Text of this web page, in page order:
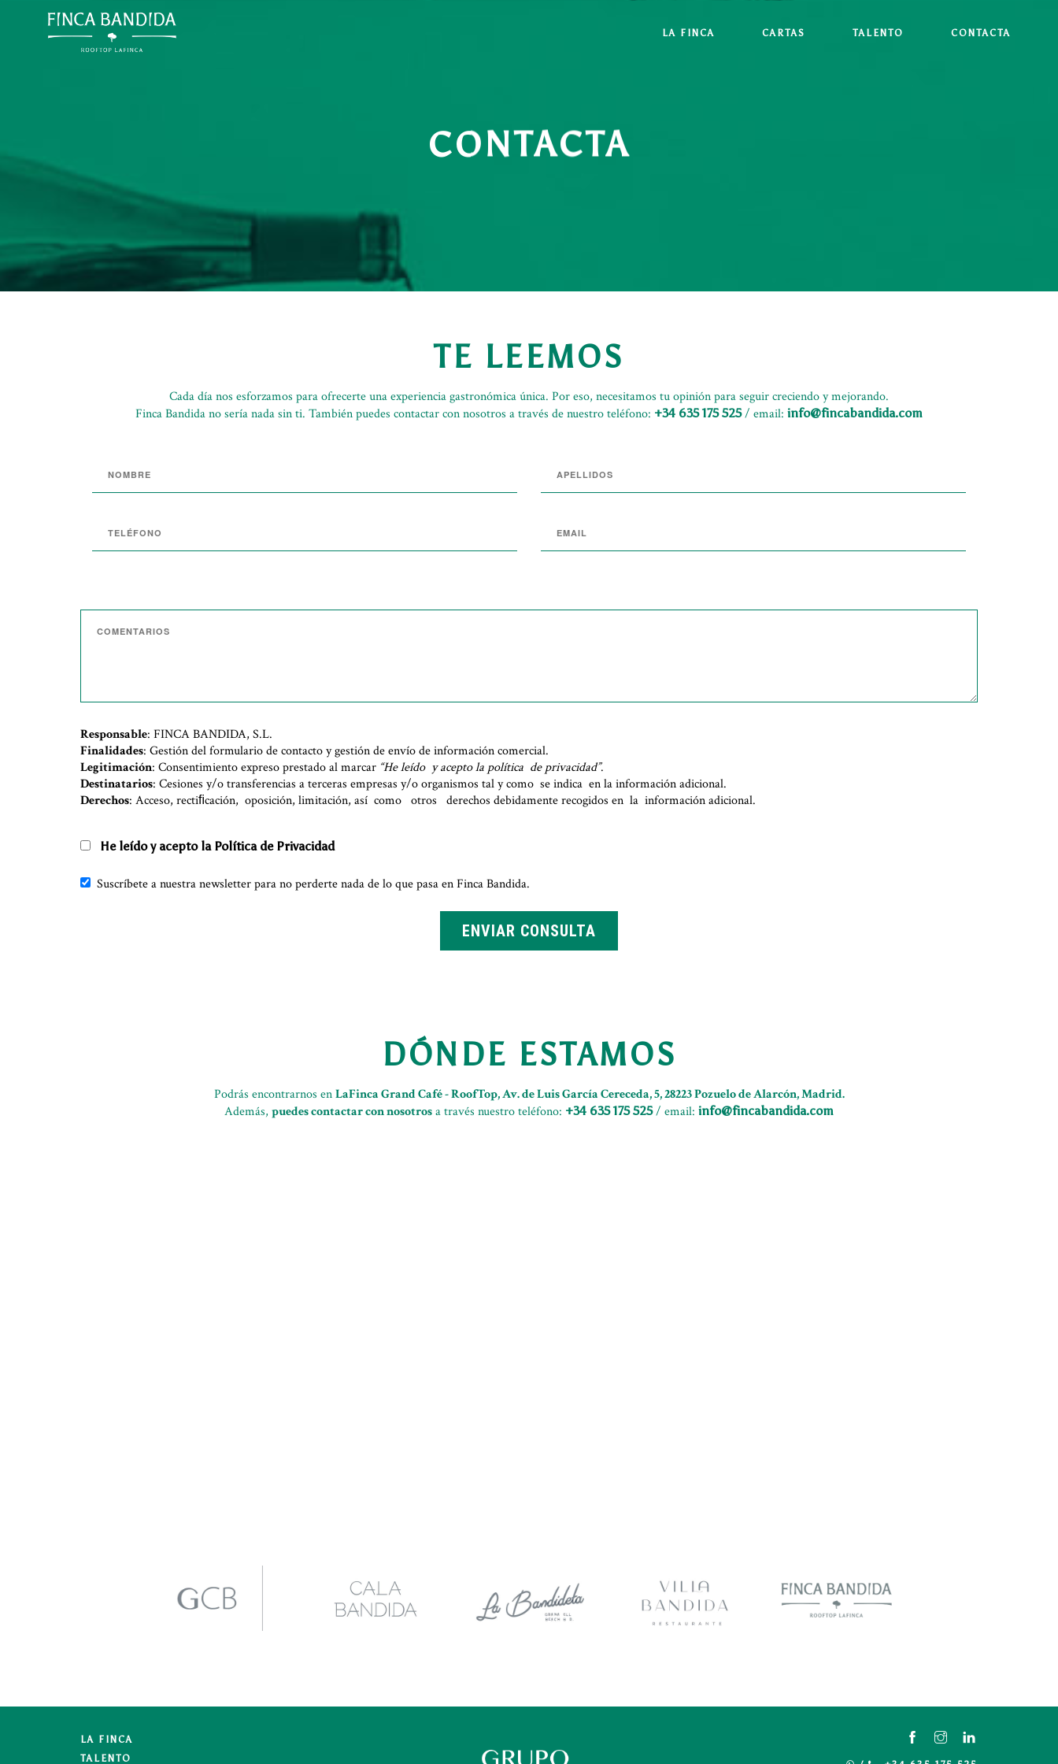
LA FINCA CARTAS TALENTO CONTACTA
CONTACTA
TE LEEMOS
Cada día nos esforzamos para ofrecerte una experiencia gastronómica única. Por eso, necesitamos tu opinión para seguir creciendo y mejorando.
Finca Bandida no sería nada sin ti. También puedes contactar con nosotros a través de nuestro teléfono: +34 635 175 525/ email: info@fincabandida.com
Responsable: FINCA BANDIDA, S.L.
Finalidades: Gestión del formulario de contacto y gestión de envío de información comercial.
Legitimación: Consentimiento expreso prestado al marcar “He leído y acepto la política de privacidad”.
Destinatarios: Cesiones y/o transferencias a terceras empresas y/o organismos tal y como se indica en la información adicional.
Derechos: Acceso, rectiﬁcación, oposición, limitación, así como otros derechos debidamente recogidos en la información adicional.
He leído y acepto la Política de Privacidad
Suscríbete a nuestra newsletter para no perderte nada de lo que pasa en Finca Bandida.
ENVIAR CONSULTA
DÓNDE ESTAMOS
Podrás encontrarnos enLaFinca Grand Café - RoofTop, Av. de Luis García Cereceda, 5, 28223 Pozuelo de Alarcón, Madrid.
Además, puedes contactar con nosotrosa través nuestro teléfono: +34 635 175 525/ email: info@fincabandida.com
LA FINCA
TALENTO